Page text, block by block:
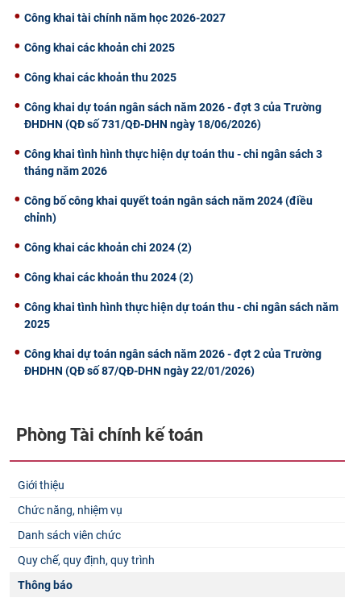
Công khai tài chính năm học 2026-2027
Công khai các khoản chi 2025
Công khai các khoản thu 2025
Công khai dự toán ngân sách năm 2026 - đợt 3 của Trường
ĐHDHN (QĐ số 731/QĐ-DHN ngày 18/06/2026)
Công khai tình hình thực hiện dự toán thu - chi ngân sách 3
tháng năm 2026
Công bố công khai quyết toán ngân sách năm 2024 (điều
chỉnh)
Công khai các khoản chi 2024 (2)
Công khai các khoản thu 2024 (2)
Công khai tình hình thực hiện dự toán thu - chi ngân sách năm
2025
Công khai dự toán ngân sách năm 2026 - đợt 2 của Trường
ĐHDHN (QĐ số 87/QĐ-DHN ngày 22/01/2026)
Phòng Tài chính kế toán
Giới thiệu
Chức năng, nhiệm vụ
Danh sách viên chức
Quy chế, quy định, quy trình
Thông báo